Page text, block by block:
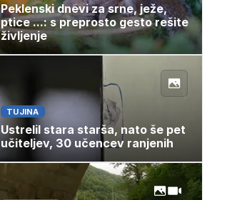
Peklenski dnevi za srne, ježe,
ptice ...: s preprosto gesto rešite
življenje
TUJINA
Ustrelil stara starša, nato še pet
učiteljev, 30 učencev ranjenih